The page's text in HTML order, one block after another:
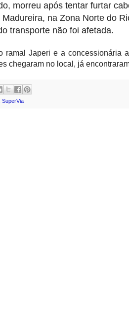
morreu após tentar furtar
na Zona Norte do
transporte não foi afetada.
ramal Japeri e a concessionária
chegaram no local, já
SuperVia